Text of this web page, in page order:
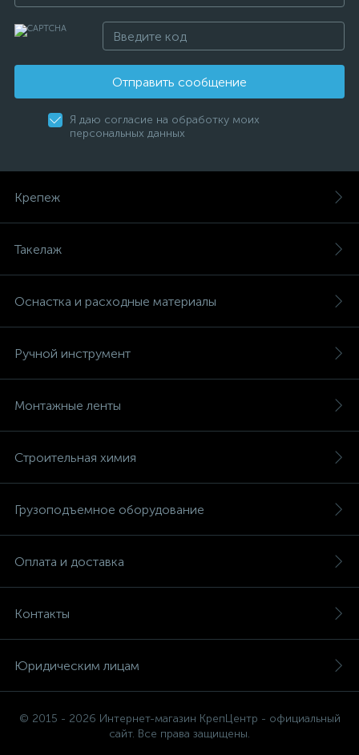
Отправить сообщение
Я даю согласие на обработку моих
персональных данных
Крепеж
Такелаж
Оснастка и расходные материалы
Ручной инструмент
Монтажные ленты
Строительная химия
Грузоподъемное оборудование
Оплата и доставка
Контакты
Юридическим лицам
© 2015 - 2026 Интернет-магазин КрепЦентр - официальный
сайт. Все права защищены.